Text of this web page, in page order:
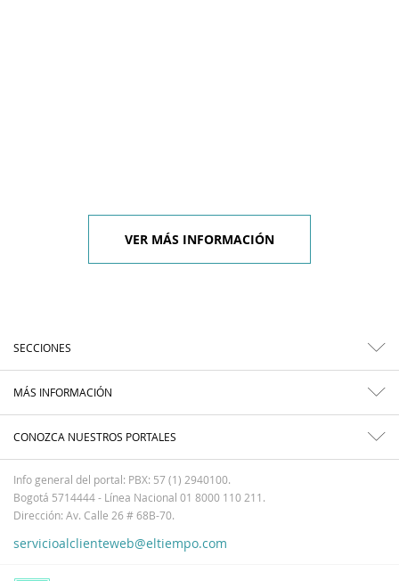
VER MÁS INFORMACIÓN
SECCIONES
MÁS INFORMACIÓN
CONOZCA NUESTROS PORTALES
Info general del portal: PBX: 57 (1) 2940100.
Bogotá 5714444 - Línea Nacional 01 8000 110 211.
Dirección: Av. Calle 26 # 68B-70.
servicioalclienteweb@eltiempo.com